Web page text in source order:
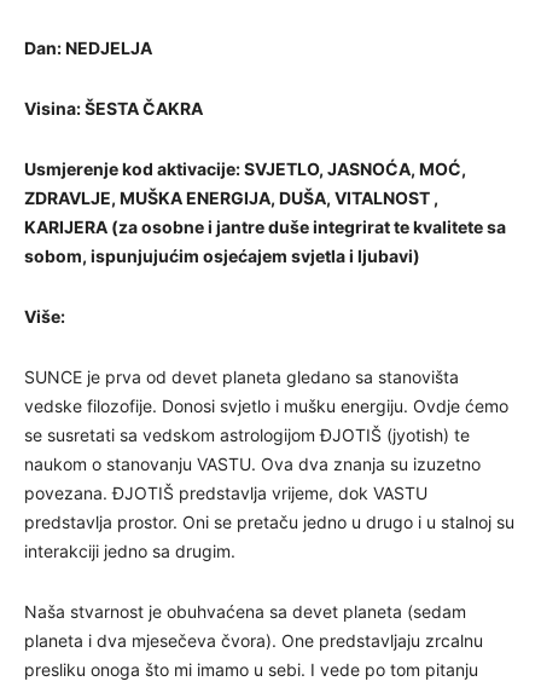
Dan: NEDJELJA
Visina: ŠESTA ČAKRA
Usmjerenje kod aktivacije: SVJETLO, JASNOĆA, MOĆ,
ZDRAVLJE, MUŠKA ENERGIJA, DUŠA, VITALNOST ,
KARIJERA (za osobne i jantre duše integrirat te kvalitete sa
sobom, ispunjujućim osjećajem svjetla i ljubavi)
Više:
SUNCE je prva od devet planeta gledano sa stanovišta
vedske filozofije. Donosi svjetlo i mušku energiju. Ovdje ćemo
se susretati sa vedskom astrologijom ĐJOTIŠ (jyotish) te
naukom o stanovanju VASTU. Ova dva znanja su izuzetno
povezana. ĐJOTIŠ predstavlja vrijeme, dok VASTU
predstavlja prostor. Oni se pretaču jedno u drugo i u stalnoj su
interakciji jedno sa drugim.
Naša stvarnost je obuhvaćena sa devet planeta (sedam
planeta i dva mjesečeva čvora). One predstavljaju zrcalnu
presliku onoga što mi imamo u sebi. I vede po tom pitanju